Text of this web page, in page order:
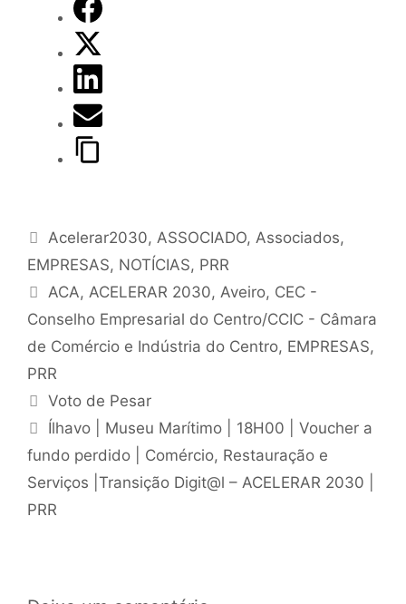
Acelerar2030,ASSOCIADO,Associados,
EMPRESAS, NOTÍCIAS, PRR
ACA,ACELERAR 2030,Aveiro, CEC -
Conselho Empresarial do Centro/CCIC - Câmara
de Comércio e Indústria do Centro, EMPRESAS,
PRR
Voto de Pesar
Ílhavo | Museu Marítimo | 18H00 | Voucher a
fundo perdido | Comércio, Restauração e
Serviços |Transição Digit@l – ACELERAR 2030 |
PRR